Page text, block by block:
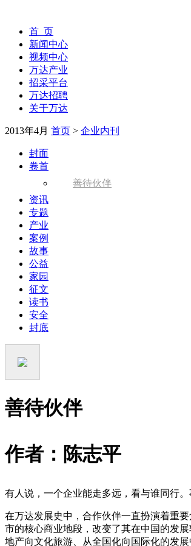
首 页
新闻中心
视频中心
万达产业
招采平台
万达招聘
关于万达
2013年4月 首页 > 企业内刊
封面
卷首
善待伙伴
资讯
专题
产业
案例
故事
公益
家园
征文
读书
安全
封底
善待伙伴
作者：陈志平
有人说，一个企业能走多远，看与谁同行
在万达发展史中，合作伙伴一直扮演着重
市的核心商业地段，改变了其在中国的发
地产向文化旅游、从全国化向国际化的发